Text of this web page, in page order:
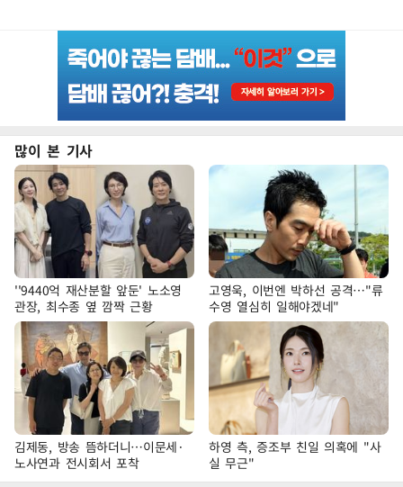
많이 본 기사
''9440억 재산분할 앞둔' 노소영
관장, 최수종 옆 깜짝 근황
고영욱, 이번엔 박하선 공격…"류
수영 열심히 일해야겠네"
김제동, 방송 뜸하더니…이문세·
노사연과 전시회서 포착
하영 측, 증조부 친일 의혹에 "사
실 무근"